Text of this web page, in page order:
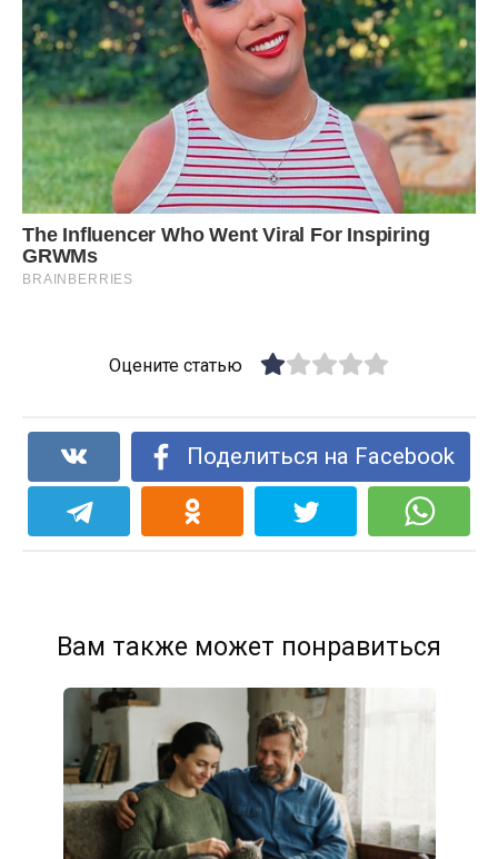
Оцените статью
Поделиться на Facebook
Вам также может понравиться